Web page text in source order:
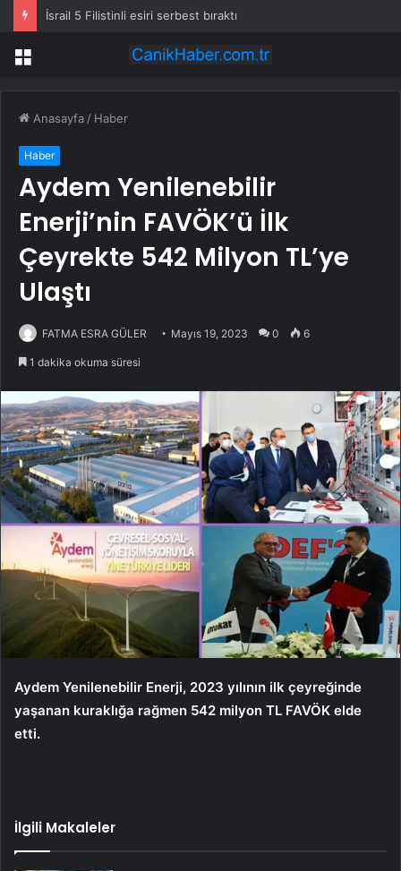
İsrail 5 Filistinli esiri serbest bıraktı
Menü
Anasayfa / Haber
Haber
Aydem Yenilenebilir
Enerji’nin FAVÖK’ü İlk
Çeyrekte 542 Milyon TL’ye
Ulaştı
FATMA ESRA GÜLER Mayıs 19, 2023 0 6
1 dakika okuma süresi
Aydem Yenilenebilir Enerji, 2023 yılının ilk çeyreğinde
yaşanan kuraklığa rağmen 542 milyon TL FAVÖK elde
etti.
İlgili Makaleler